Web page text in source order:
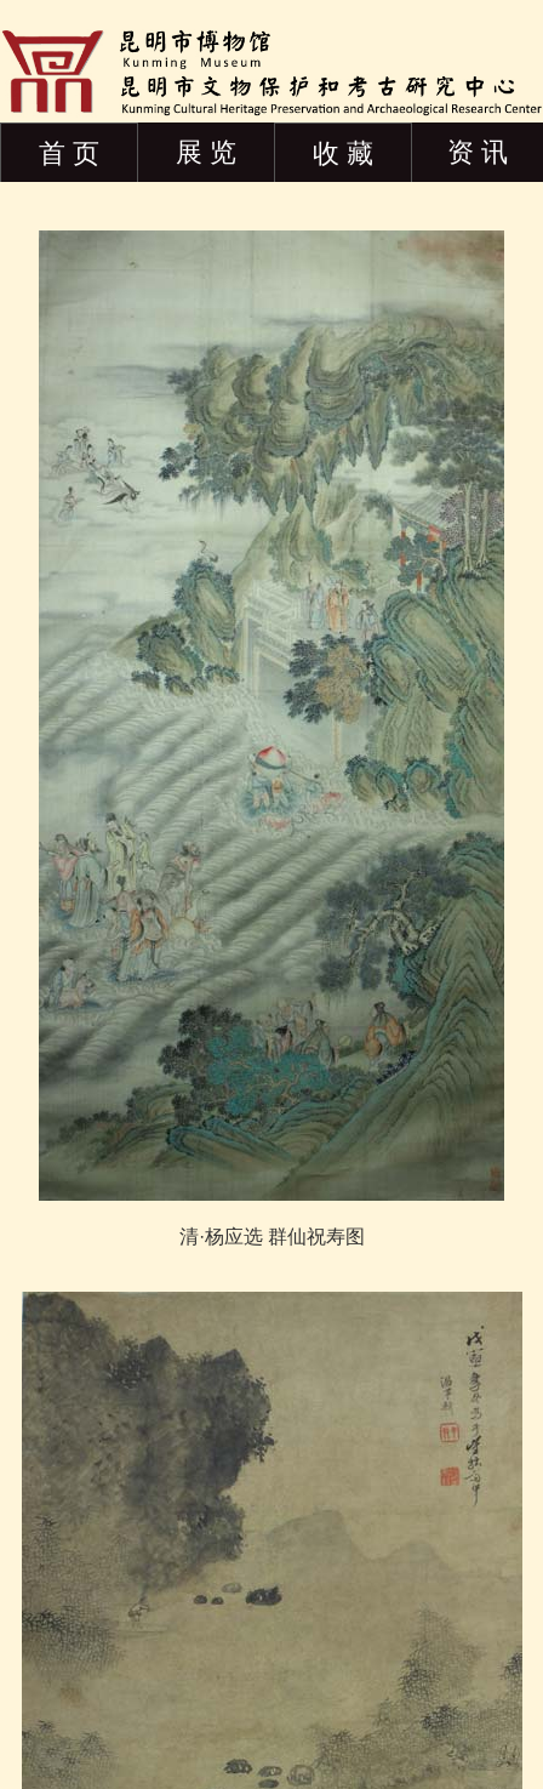
首 页 展 览 收 藏 资 讯
清·杨应选 群仙祝寿图